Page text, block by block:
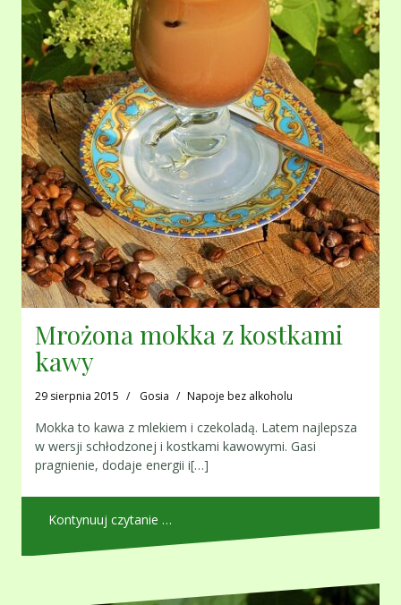
Mrożona mokka z kostkami
kawy
29 sierpnia 2015 Gosia Napoje bez alkoholu
Mokka to kawa z mlekiem i czekoladą. Latem najlepsza
w wersji schłodzonej i kostkami kawowymi. Gasi
pragnienie, dodaje energii i[…]
Kontynuuj czytanie …